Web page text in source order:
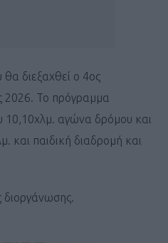
διεξαχθεί ο 4ος
2026. Το πρόγραμμα
10,10χλμ. αγώνα δρόμου και
και παιδική διαδρομή και
διοργάνωσης.